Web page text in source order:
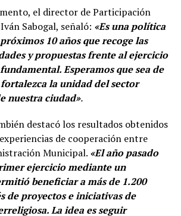
el director de Participación
Sabogal, señaló: «Es una política
10 años que recoge las
y propuestas frente al ejercicio
Esperamos que sea de
la unidad del sector
nuestra ciudad».
destacó los resultados obtenidos
de cooperación entre
Municipal. «El año pasado
ejercicio mediante un
beneficiar a más de 1.200
de proyectos e iniciativas de
La idea es seguir